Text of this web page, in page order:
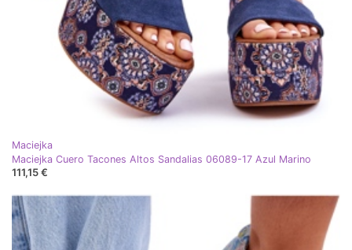
Maciejka
Maciejka Cuero Tacones Altos Sandalias 06089-17 Azul Marino
111,15 €